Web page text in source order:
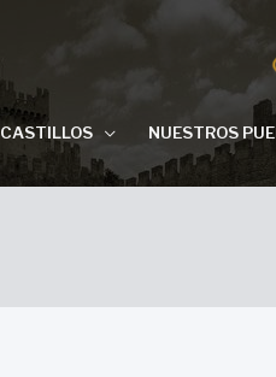
CASTILLOS NUESTROS